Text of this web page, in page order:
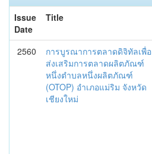
Issue
Date
Title
2560
การบูรณาการตลาดดิจิทัลเพื่อ
ส่งเสริมการตลาดผลิตภัณฑ์
หนึ่งตำบลหนึ่งผลิตภัณฑ์
(OTOP) อำเภอแม่ริม จังหวัด
เชียงใหม่